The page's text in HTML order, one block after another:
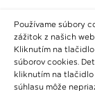
Používame súbory
zážitok z našich
Kliknutím na
súborov cookies.
kliknutím na tlačidlo
súhlasu môže
Bádateľský
Knižničný
Všeobecné